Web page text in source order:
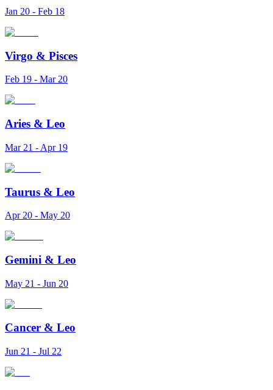
Jan 20 - Feb 18
Virgo & Pisces
Feb 19 - Mar 20
Aries & Leo
Mar 21 - Apr 19
Taurus & Leo
Apr 20 - May 20
Gemini & Leo
May 21 - Jun 20
Cancer & Leo
Jun 21 - Jul 22